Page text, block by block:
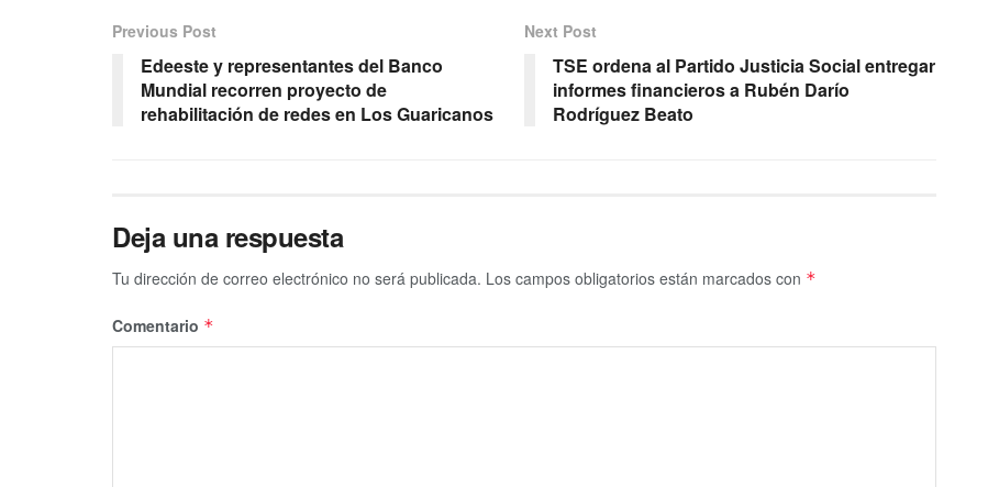
Previous Post
Edeeste y representantes del Banco
Mundial recorren proyecto de
rehabilitación de redes en Los Guaricanos
Next Post
TSE ordena al Partido Justicia Social entregar
informes financieros a Rubén Darío
Rodríguez Beato
Deja una respuesta
Tu dirección de correo electrónico no será publicada. Los campos obligatorios están marcados con *
Comentario *